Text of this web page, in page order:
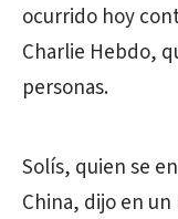
ocurrido hoy
Charlie Hebdo,
personas.
Solís, quien se
China, dijo en